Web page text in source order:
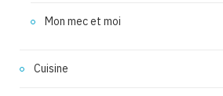
Mon mec et moi
Cuisine